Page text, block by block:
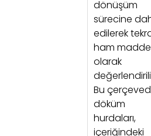
dönüşüm
sürecine
edilerek
ham madde
olarak
Bu
döküm
hurdaları,
içeriğindeki